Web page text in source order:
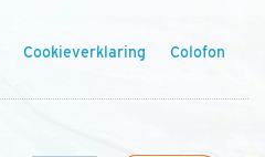
Cookieverklaring Colofon